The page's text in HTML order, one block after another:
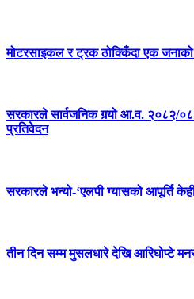
मोटरसाइकल र ट्रक ठोक्किँदा एक
सरकारले सार्वजनिक गर्‍यो आ.व. २०८२/
प्रतिवेदन
सरकारले भन्यो-‘एलपी ग्यासको आपूर्ति
तीन दिन सम्म मुसलधारे देखि आरिघोप्टे